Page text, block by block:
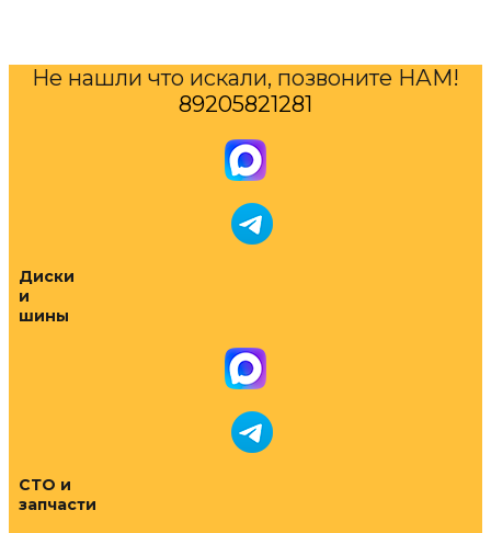
Не нашли что искали, позвоните НАМ!
89205821281
Диски
и
шины
СТО и
запчасти